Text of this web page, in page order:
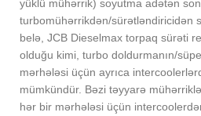
yüklü mühərrik) soyutma adətən
turbomühərrikdən/sürətləndiricidən
belə, JCB Dieselmax torpaq sürəti
olduğu kimi, turbo doldurmanın/
mərhələsi üçün ayrıca
mümkündür. Bəzi təyyarə
hər bir mərhələsi üçün